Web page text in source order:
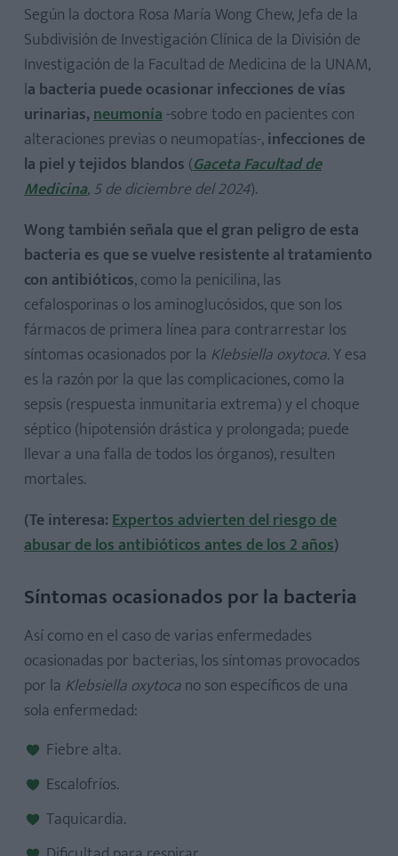
Según la doctora Rosa María Wong Chew, Jefa de la
Subdivisión de Investigación Clínica de la División de
Investigación de la Facultad de Medicina de la UNAM,
la bacteria puede ocasionar infecciones de vías
urinarias,neumonía-sobre todo en pacientes con
alteraciones previas o neumopatías-,infecciones de
la piel y tejidos blandos (Gaceta Facultad de
Medicina, 5 de diciembre del 2024).
Wong también señala que el gran peligro de esta
bacteria es que se vuelve resistente al tratamiento
con antibióticos, como la penicilina, las
cefalosporinas o los aminoglucósidos, que son los
fármacos de primera línea para contrarrestar los
síntomas ocasionados por la Klebsiella oxytoca.Y esa
es la razón por la que las complicaciones, como la
sepsis (respuesta inmunitaria extrema) y el choque
séptico (hipotensión drástica y prolongada; puede
llevar a una falla de todos los órganos), resulten
mortales.
(Te interesa:Expertos advierten del riesgo de
abusar de los antibióticos antes de los 2 años)
Síntomas ocasionados por la bacteria
Así como en el caso de varias enfermedades
ocasionadas por bacterias, los síntomas provocados
por la Klebsiella oxytocano son específicos de una
sola enfermedad:
Fiebre alta.
Escalofríos.
Taquicardia.